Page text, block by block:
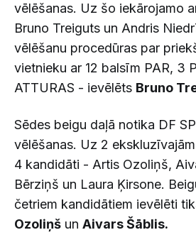
vēlēšanas. Uz šo iekārojamo
Bruno Treiguts un Andris
vēlēšanu procedūras par
vietnieku ar 12 balsīm PAR, 3
ATTURAS - ievēlēts Bruno
Sēdes beigu daļā notika DF
vēlēšanas. Uz 2
4 kandidāti - Artis Ozoliņš,
Bērziņš un Laura Ķirsone.
četriem kandidātiem ievēlēti
Ozoliņš un Aivars Šāblis.